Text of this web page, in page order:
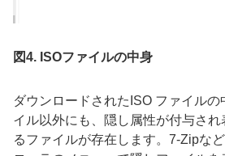
図4. ISOファイルの中身
ダウンロードされた ISO ファイルの
イル以外にも、隠し属性が付与さ
るファイルが存在します。 7-Zipな